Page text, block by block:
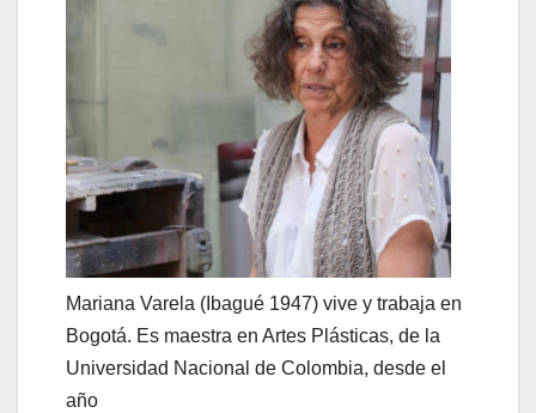
Mariana Varela (Ibagué 1947) vive y trabaja en
Bogotá. Es maestra en Artes Plásticas, de la
Universidad Nacional de Colombia, desde el
año